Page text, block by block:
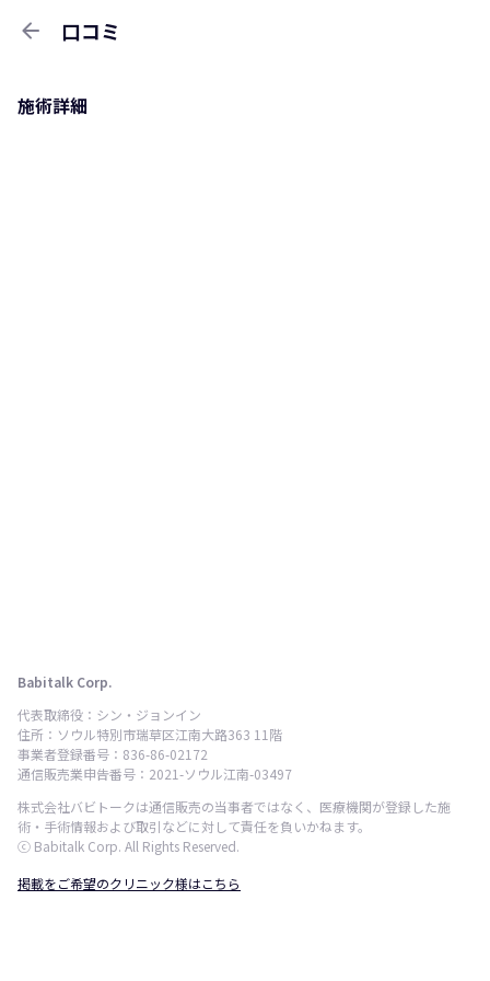
arrow_back 口コミ
施術詳細
Babitalk Corp.
代表取締役：シン・ジョンイン
住所：ソウル特別市瑞草区江南大路363 11階
事業者登録番号：836-86-02172
通信販売業申告番号：2021-ソウル江南-03497
株式会社バビトークは通信販売の当事者ではなく、医療機関が登録した施
術・手術情報および取引などに対して責任を負いかねます。
ⓒ Babitalk Corp. All Rights Reserved.
掲載をご希望のクリニック様はこちら